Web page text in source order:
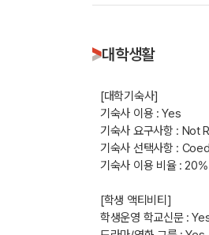
대학생활
[대학기숙사]
기숙사 이용 : Yes
기숙사 요구사항 : Not
기숙사 선택사항 :
기숙사 이용 비율 : 20%
[학생 액티비티]
학생운영 학교신문 :